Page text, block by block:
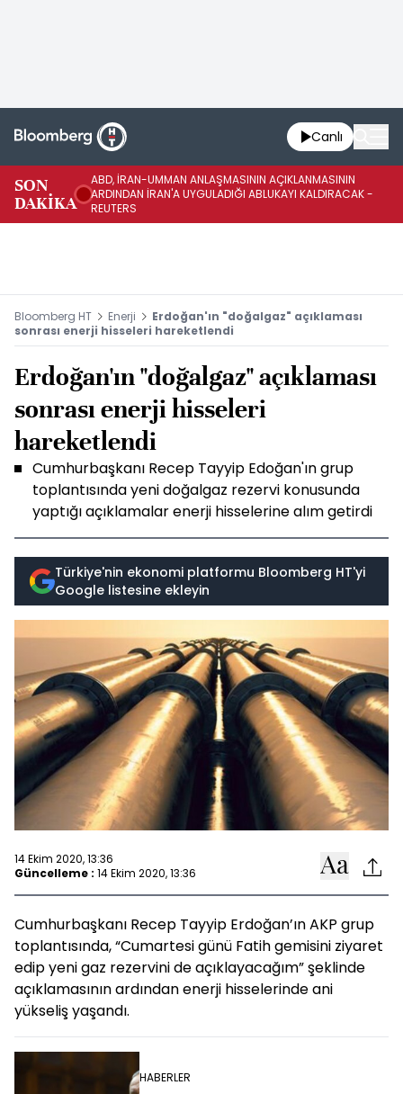
Canlı
SON
DAKİKA
ABD, İRAN-UMMAN ANLAŞMASININ AÇIKLANMASININ
ARDINDAN İRAN'A UYGULADIĞI ABLUKAYI KALDIRACAK -
REUTERS
Bloomberg HT Enerji
Erdoğan'ın "doğalgaz" açıklaması
sonrası enerji hisseleri hareketlendi
Erdoğan'ın "doğalgaz" açıklaması
sonrası enerji hisseleri
hareketlendi
Cumhurbaşkanı Recep Tayyip Edoğan'ın grup
toplantısında yeni doğalgaz rezervi konusunda
yaptığı açıklamalar enerji hisselerine alım getirdi
Türkiye'nin ekonomi platformu Bloomberg HT'yi
Google listesine ekleyin
14 Ekim 2020, 13:36
Güncelleme : 14 Ekim 2020, 13:36
Cumhurbaşkanı Recep Tayyip Erdoğan’ın AKP grup
toplantısında, “Cumartesi günü Fatih gemisini ziyaret
edip yeni gaz rezervini de açıklayacağım” şeklinde
açıklamasının ardından enerji hisselerinde ani
yükseliş yaşandı.
HABERLER